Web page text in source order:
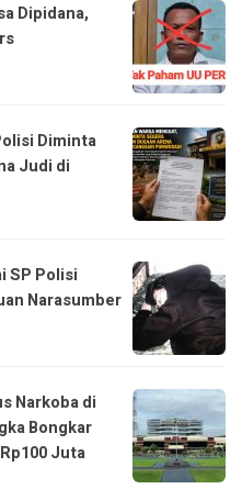
Dipidana,
Diminta
Judi di
SP Polisi
Narasumber
Narkoba di
Bongkar
Juta